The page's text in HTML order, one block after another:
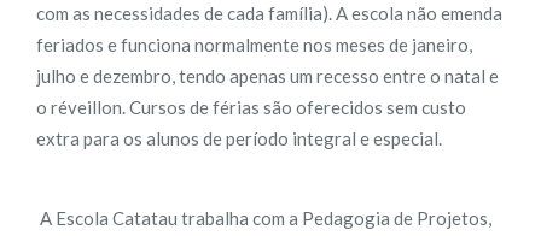
com as necessidades de cada família). A escola não emenda
feriados e funciona normalmente nos meses de janeiro,
julho e dezembro, tendo apenas um recesso entre o natal e
o réveillon. Cursos de férias são oferecidos sem custo
extra para os alunos de período integral e especial.
A Escola Catatau trabalha com a Pedagogia de Projetos,